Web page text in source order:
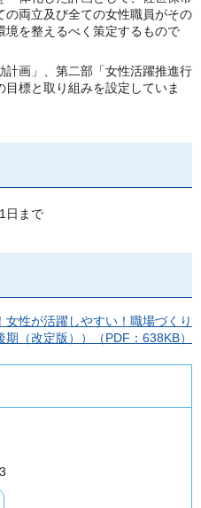
両立及び全ての女性職員がその
を整えるべく策定するもので
画」、第二部「女性活躍推進行
標と取り組みを設定していま
日まで
性が活躍しやすい！職場づくり
（改定版））（PDF：638KB）